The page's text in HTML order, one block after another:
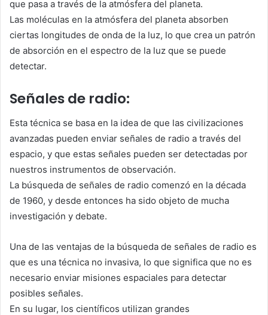
que pasa a través de la atmósfera del planeta.
Las moléculas en la atmósfera del planeta absorben
ciertas longitudes de onda de la luz, lo que crea un patrón
de absorción en el espectro de la luz que se puede
detectar.
Señales de radio:
Esta técnica se basa en la idea de que las civilizaciones
avanzadas pueden enviar señales de radio a través del
espacio, y que estas señales pueden ser detectadas por
nuestros instrumentos de observación.
La búsqueda de señales de radio comenzó en la década
de 1960, y desde entonces ha sido objeto de mucha
investigación y debate.
Una de las ventajas de la búsqueda de señales de radio es
que es una técnica no invasiva, lo que significa que no es
necesario enviar misiones espaciales para detectar
posibles señales.
En su lugar, los científicos utilizan grandes